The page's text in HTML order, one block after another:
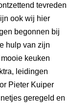
tevreden
ook wij hier
begonnen bij
hulp van zijn
keuken
leidingen
Pieter Kuiper
geregeld en